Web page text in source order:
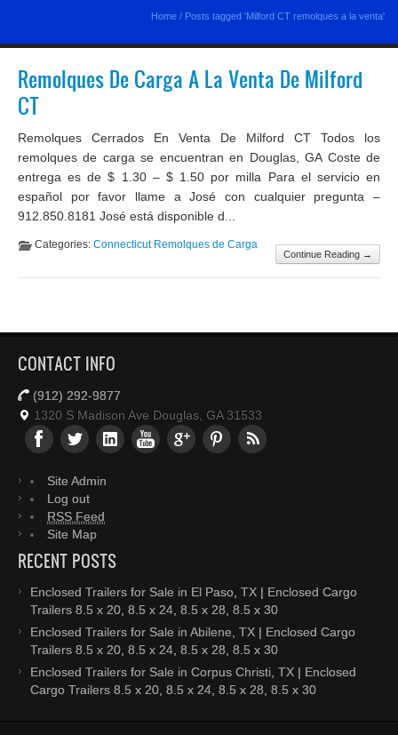
Home / Posts tagged 'Milford CT remolques a la venta'
Remolques De Carga A La Venta De Milford
CT
Remolques Cerrados En Venta De Milford CT Todos los
remolques de carga se encuentran en Douglas, GA Coste de
entrega es de $ 1.30 – $ 1.50 por milla Para el servicio en
español por favor llame a José con cualquier pregunta –
912.850.8181 José está disponible d...
Continue Reading →
Categories: Connecticut Remolques de Carga
CONTACT INFO
(912) 292-9877
1320 S Madison Ave Douglas, GA 31533
Site Admin
Log out
RSS Feed
Site Map
RECENT POSTS
Enclosed Trailers for Sale in El Paso, TX | Enclosed Cargo
Trailers 8.5 x 20, 8.5 x 24, 8.5 x 28, 8.5 x 30
Enclosed Trailers for Sale in Abilene, TX | Enclosed Cargo
Trailers 8.5 x 20, 8.5 x 24, 8.5 x 28, 8.5 x 30
Enclosed Trailers for Sale in Corpus Christi, TX | Enclosed
Cargo Trailers 8.5 x 20, 8.5 x 24, 8.5 x 28, 8.5 x 30